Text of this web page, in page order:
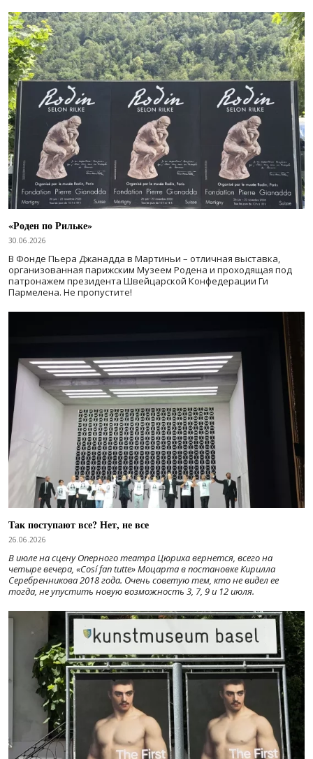
«Роден по Рильке»
30.06.2026
В Фонде Пьера Джанадда в Мартиньи – отличная выставка,
организованная парижским Музеем Родена и проходящая под
патронажем президента Швейцарской Конфедерации Ги
Пармелена. Не пропустите!
Так поступают все? Нет, не все
26.06.2026
В июле на сцену Оперного театра Цюриха вернется, всего на
четыре вечера, «Cosí fan tutte» Моцарта в постановке Кирилла
Серебренникова 2018 года. Очень советую тем, кто не видел ее
тогда, не упустить новую возможность 3, 7, 9 и 12 июля.